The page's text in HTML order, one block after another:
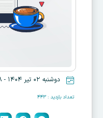
دوشنبه ۰۲ تیر ۱۴۰۴ - ۱۲:۰۸
تعداد بازدید : ۴۴۳